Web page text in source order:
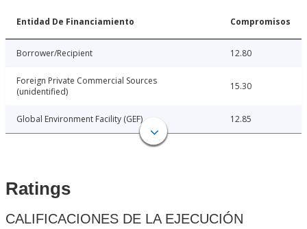
Entidad De Financiamiento Compromisos
Borrower/Recipient 12.80
Foreign Private Commercial Sources
(unidentified)
15.30
Global Environment Facility (GEF) 12.85
Ratings
CALIFICACIONES DE LA EJECUCIÓN